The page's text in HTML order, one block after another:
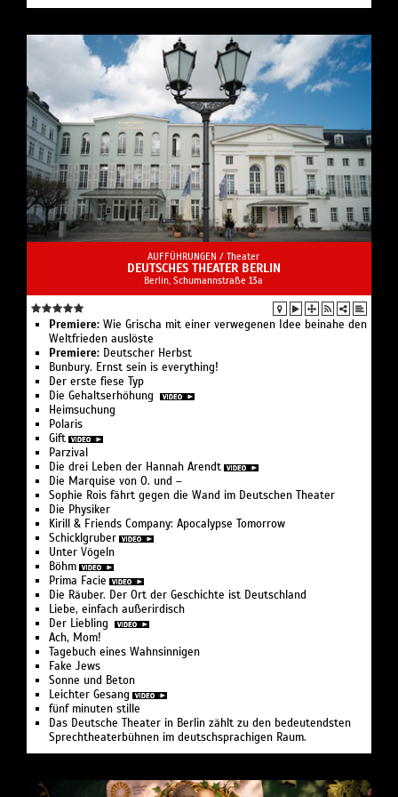
AUFFÜHRUNGEN / Theater
DEUTSCHES THEATER BERLIN
Berlin, Schumannstraße 13a
Premiere: Wie Grischa mit einer verwegenen Idee beinahe den
Weltfrieden auslöste
Premiere: Deutscher Herbst
Bunbury. Ernst sein is everything!
Der erste fiese Typ
Die Gehaltserhöhung
Heimsuchung
Polaris
Gift
Parzival
Die drei Leben der Hannah Arendt
Die Marquise von O. und –
Sophie Rois fährt gegen die Wand im Deutschen Theater
Die Physiker
Kirill & Friends Company: Apocalypse Tomorrow
Schicklgruber
Unter Vögeln
Böhm
Prima Facie
Die Räuber. Der Ort der Geschichte ist Deutschland
Liebe, einfach außerirdisch
Der Liebling
Ach, Mom!
Tagebuch eines Wahnsinnigen
Fake Jews
Sonne und Beton
Leichter Gesang
fünf minuten stille
Das Deutsche Theater in Berlin zählt zu den bedeutendsten
Sprechtheaterbühnen im deutschsprachigen Raum.